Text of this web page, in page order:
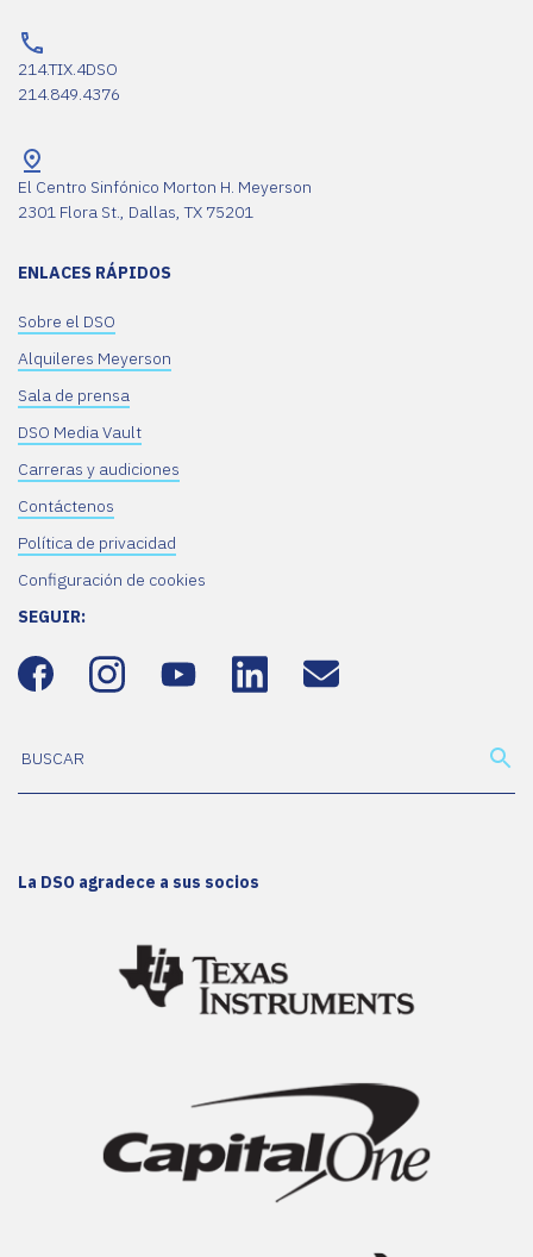
214.TIX.4DSO
214.849.4376
El Centro Sinfónico Morton H. Meyerson
2301 Flora St., Dallas, TX 75201
ENLACES RÁPIDOS
Sobre el DSO
Alquileres Meyerson
Sala de prensa
DSO Media Vault
Carreras y audiciones
Contáctenos
Política de privacidad
Configuración de cookies
SEGUIR:
La DSO agradece a sus socios